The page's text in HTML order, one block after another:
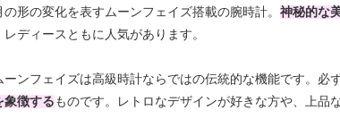
の形の変化を表すムーンフェイズ搭載の腕時計。 神秘的な
レディースともに人気があります。
ーンフェイズは高級時計ならではの伝統的な機能です。必
象徴する ものです。レトロなデザインが好きな方や、上品